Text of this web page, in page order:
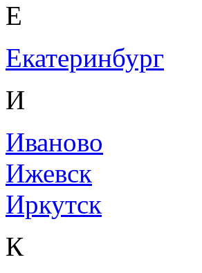
Е
Екатеринбург
И
Иваново
Ижевск
Иркутск
К